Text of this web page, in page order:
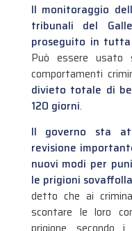
Il monitoraggio
tribunali del
proseguito in tutta
Può essere usato
comportamenti
divieto totale di
120 giorni.
Il governo sta
revisione
nuovi modi per
le prigioni
detto che ai
scontare le loro